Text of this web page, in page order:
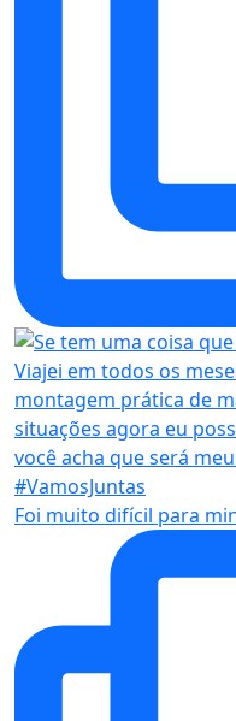
Foi muito difícil para